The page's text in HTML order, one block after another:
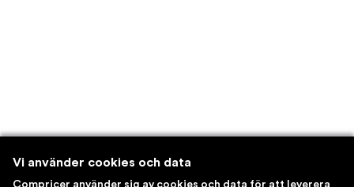
Vi använder cookies och data
Compricer använder sig av cookies och data för att leverera